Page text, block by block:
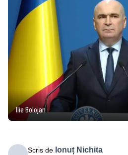
Ilie Bolojan
Scris de Ionuț Nichita